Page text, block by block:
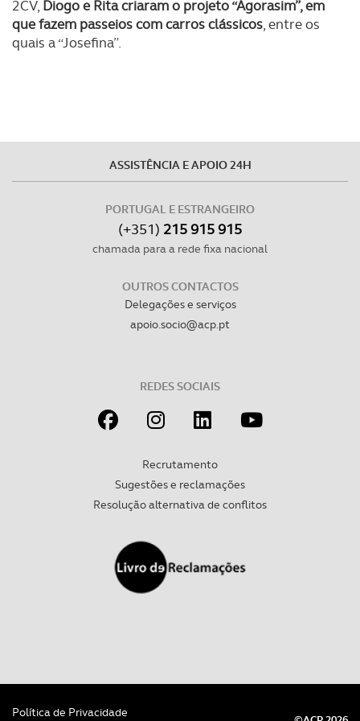
utilização do nosso site de publicidade e de análise, com
parceiros e organizações na UE e em países terceiros.
Realçamos que o bloqueio de certo tipo de Cookies e
experiência de navegação no Website e nos serviços
2CV, Diogo e Rita criaram o projeto “Agorasim”, em
que fazem passeios com carros clássicos, entre os
quais a “Josefina”.
ASSISTÊNCIA E APOIO 24H
PORTUGAL E ESTRANGEIRO
(+351) 215 915 915
chamada para a rede fixa nacional
OUTROS CONTACTOS
Delegações e serviços
apoio.socio@acp.pt
REDES SOCIAIS
Recrutamento
Sugestões e reclamações
Resolução alternativa de conflitos
Política de Privacidade